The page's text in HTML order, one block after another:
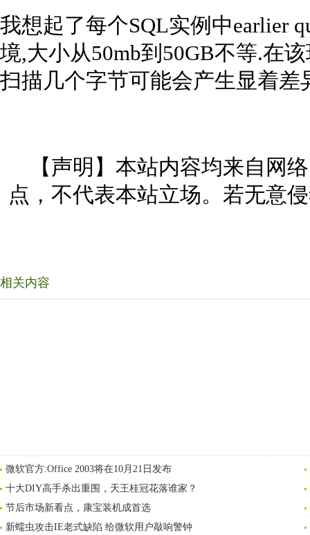
我想起了每个SQL实例中earlier
境,大小从50mb到50GB不等.在
扫描几个字节可能会产生显着差
【声明】本站内容均来自网
点，不代表本站立场。若无意
相关内容
微软官方:Office 2003将在10月21日发布
十大DIY高手杀出重围，天王桂冠花落谁家？
节后市场新看点，康宝装机成首选
新蠕虫攻击IE老式缺陷 给微软用户敲响警钟